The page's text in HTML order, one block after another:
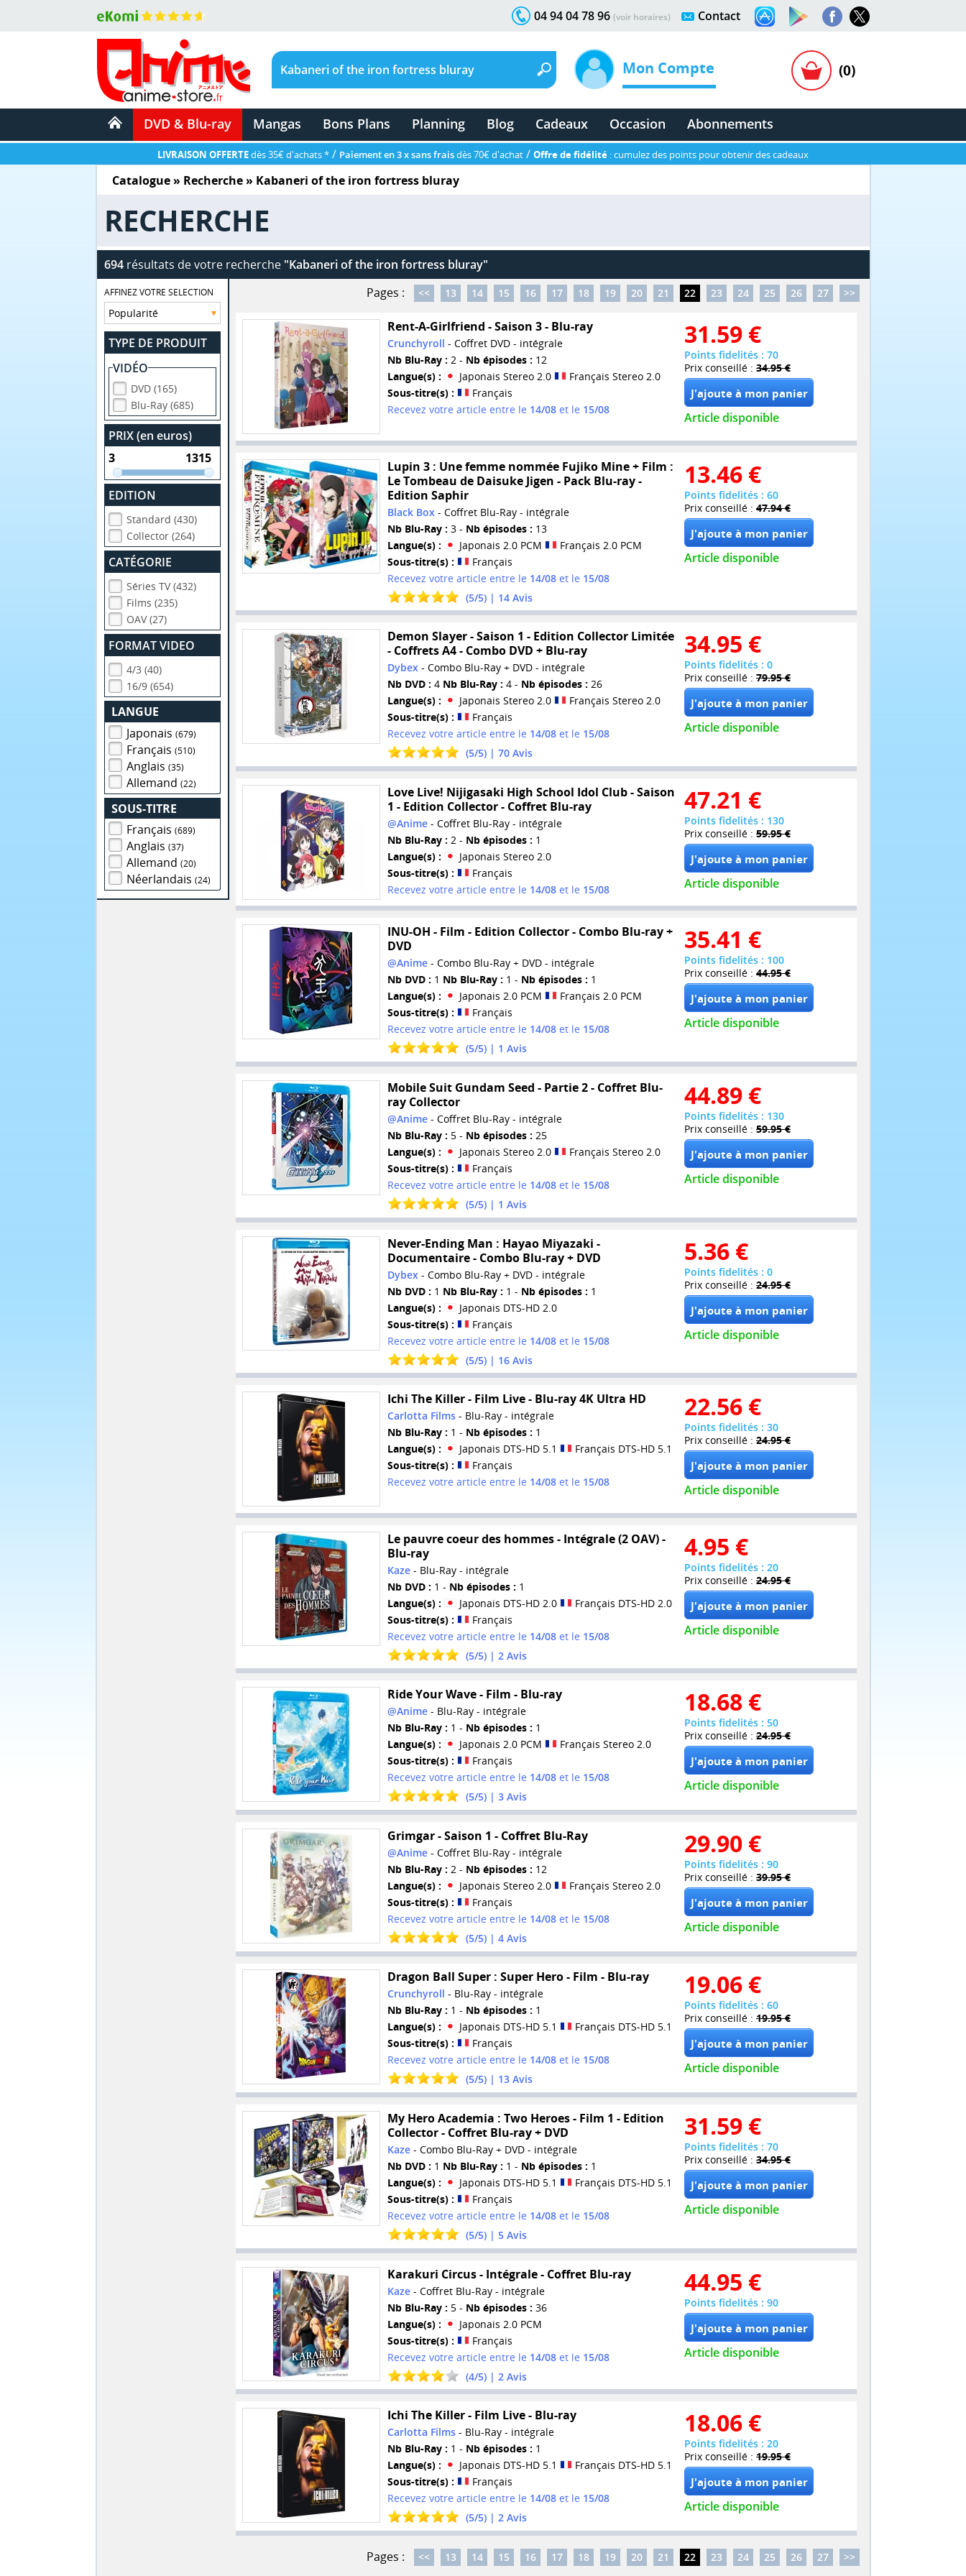
Contact
04 94 04 78 96 (voir horaires)
Mon Compte (0)
DVD & Blu-ray Mangas Bons Plans Planning Blog Cadeaux Occasion Abonnements
LIVRAISON OFFERTEdès 35€ d'achats * / Paiement en 3 x sans fraisdès 70€ d'achat / Offre de fidélité : cumulez des points pour obtenir des cadeaux
Catalogue» Recherche » Kabaneri of the iron fortress bluray
RECHERCHE
694résultats de votre recherche "Kabaneri of the iron fortress bluray"
AFFINEZ VOTRE SELECTION
TYPE DE PRODUIT
VIDÉO
DVD (165)
Blu-Ray (685)
PRIX (en euros)
EDITION
Standard (430)
Collector (264)
CATÉGORIE
Séries TV (432)
Films (235)
OAV (27)
FORMAT VIDEO
4/3 (40)
16/9 (654)
LANGUE
Japonais(679)
Français(510)
Anglais(35)
Allemand(22)
SOUS-TITRE
Français(689)
Anglais(37)
Allemand(20)
Néerlandais(24)
Pages : << 13 14 15 16 17 18 19 20 21 22 23 24 25 26 27 >>
Rent-A-Girlfriend - Saison 3 - Blu-ray
Crunchyroll - Coffret DVD - intégrale
Nb Blu-Ray : 2 - Nb épisodes : 12
Langue(s) :
Japonais Stereo 2.0
Français Stereo 2.0
Sous-titre(s) :
Français
Recevez votre article entre le 14/08et le 15/08
31.59 €
Points fidelités : 70
Prix conseillé : 34.95 €
Article disponible
Lupin 3 : Une femme nommée Fujiko Mine + Film :
Le Tombeau de Daisuke Jigen - Pack Blu-ray -
Edition Saphir
Black Box - Coffret Blu-Ray - intégrale
Nb Blu-Ray : 3 - Nb épisodes : 13
Langue(s) :
Japonais 2.0 PCM
Français 2.0 PCM
Sous-titre(s) :
Français
Recevez votre article entre le 14/08et le 15/08
(5/5) | 14Avis
13.46 €
Points fidelités : 60
Prix conseillé : 47.94 €
Article disponible
Demon Slayer - Saison 1 - Edition Collector Limitée
- Coffrets A4 - Combo DVD + Blu-ray
Dybex- Combo Blu-Ray + DVD - intégrale
Nb DVD : 4 Nb Blu-Ray : 4 - Nb épisodes : 26
Langue(s) :
Japonais Stereo 2.0
Français Stereo 2.0
Sous-titre(s) :
Français
Recevez votre article entre le 14/08et le 15/08
(5/5) | 70Avis
34.95 €
Points fidelités : 0
Prix conseillé : 79.95 €
Article disponible
Love Live! Nijigasaki High School Idol Club - Saison
1 - Edition Collector - Coffret Blu-ray
@Anime- Coffret Blu-Ray - intégrale
Nb Blu-Ray : 2 - Nb épisodes : 1
Langue(s) :
Japonais Stereo 2.0
Sous-titre(s) :
Français
Recevez votre article entre le 14/08et le 15/08
47.21 €
Points fidelités : 130
Prix conseillé : 59.95 €
Article disponible
INU-OH - Film - Edition Collector - Combo Blu-ray +
DVD
@Anime- Combo Blu-Ray + DVD - intégrale
Nb DVD : 1 Nb Blu-Ray : 1 - Nb épisodes : 1
Langue(s) :
Japonais 2.0 PCM
Français 2.0 PCM
Sous-titre(s) :
Français
Recevez votre article entre le 14/08et le 15/08
(5/5) | 1 Avis
35.41 €
Points fidelités : 100
Prix conseillé : 44.95 €
Article disponible
Mobile Suit Gundam Seed - Partie 2 - Coffret Blu-
ray Collector
@Anime- Coffret Blu-Ray - intégrale
Nb Blu-Ray : 5 - Nb épisodes : 25
Langue(s) :
Japonais Stereo 2.0
Français Stereo 2.0
Sous-titre(s) :
Français
Recevez votre article entre le 14/08et le 15/08
(5/5) | 1 Avis
44.89 €
Points fidelités : 130
Prix conseillé : 59.95 €
Article disponible
Never-Ending Man : Hayao Miyazaki -
Documentaire - Combo Blu-ray + DVD
Dybex - Combo Blu-Ray + DVD - intégrale
Nb DVD : 1 Nb Blu-Ray : 1 - Nb épisodes : 1
Langue(s) :
Japonais DTS-HD 2.0
Sous-titre(s) :
Français
Recevez votre article entre le 14/08et le 15/08
(5/5) | 16Avis
5.36 €
Points fidelités : 0
Prix conseillé : 24.95 €
Article disponible
Ichi The Killer - Film Live - Blu-ray 4K Ultra HD
Carlotta Films- Blu-Ray - intégrale
Nb Blu-Ray : 1 - Nb épisodes : 1
Langue(s) :
Japonais DTS-HD 5.1
Français DTS-HD 5.1
Sous-titre(s) :
Français
Recevez votre article entre le 14/08et le 15/08
22.56 €
Points fidelités : 30
Prix conseillé : 24.95 €
Article disponible
Le pauvre coeur des hommes - Intégrale (2 OAV) -
Blu-ray
Kaze- Blu-Ray - intégrale
Nb DVD : 1 - Nb épisodes : 1
Langue(s) :
Japonais DTS-HD 2.0
Français DTS-HD 2.0
Sous-titre(s) :
Français
Recevez votre article entre le 14/08et le 15/08
(5/5) | 2Avis
4.95 €
Points fidelités : 20
Prix conseillé : 24.95 €
Article disponible
Ride Your Wave - Film - Blu-ray
@Anime- Blu-Ray - intégrale
Nb Blu-Ray : 1 - Nb épisodes : 1
Langue(s) :
Japonais 2.0 PCM
Français Stereo 2.0
Sous-titre(s) :
Français
Recevez votre article entre le 14/08et le 15/08
(5/5) | 3Avis
18.68 €
Points fidelités : 50
Prix conseillé : 24.95 €
Article disponible
Grimgar - Saison 1 - Coffret Blu-Ray
@Anime- Coffret Blu-Ray - intégrale
Nb Blu-Ray : 2 - Nb épisodes : 12
Langue(s) :
Japonais Stereo 2.0
Français Stereo 2.0
Sous-titre(s) :
Français
Recevez votre article entre le 14/08et le 15/08
(5/5) | 4Avis
29.90 €
Points fidelités : 90
Prix conseillé : 39.95 €
Article disponible
Dragon Ball Super : Super Hero - Film - Blu-ray
Crunchyroll - Blu-Ray - intégrale
Nb Blu-Ray : 1 - Nb épisodes : 1
Langue(s) :
Japonais DTS-HD 5.1
Français DTS-HD 5.1
Sous-titre(s) :
Français
Recevez votre article entre le 14/08et le 15/08
(5/5) | 13Avis
19.06 €
Points fidelités : 60
Prix conseillé : 19.95 €
Article disponible
My Hero Academia : Two Heroes - Film 1 - Edition
Collector - Coffret Blu-ray + DVD
Kaze- Combo Blu-Ray + DVD - intégrale
Nb DVD : 1 Nb Blu-Ray : 1 - Nb épisodes : 1
Langue(s) :
Japonais DTS-HD 5.1
Français DTS-HD 5.1
Sous-titre(s) :
Français
Recevez votre article entre le 14/08et le 15/08
(5/5) | 5Avis
31.59 €
Points fidelités : 70
Prix conseillé : 34.95 €
Article disponible
Karakuri Circus - Intégrale - Coffret Blu-ray
Kaze- Coffret Blu-Ray - intégrale
Nb Blu-Ray : 5 - Nb épisodes : 36
Langue(s) :
Japonais 2.0 PCM
Sous-titre(s) :
Français
Recevez votre article entre le 14/08et le 15/08
(4/5) | 2Avis
44.95 €
Points fidelités : 90
Article disponible
Ichi The Killer - Film Live - Blu-ray
Carlotta Films- Blu-Ray - intégrale
Nb Blu-Ray : 1 - Nb épisodes : 1
Langue(s) :
Japonais DTS-HD 5.1
Français DTS-HD 5.1
Sous-titre(s) :
Français
Recevez votre article entre le 14/08et le 15/08
(5/5) | 2Avis
18.06 €
Points fidelités : 20
Prix conseillé : 19.95 €
Article disponible
Pages : << 13 14 15 16 17 18 19 20 21 22 23 24 25 26 27 >>